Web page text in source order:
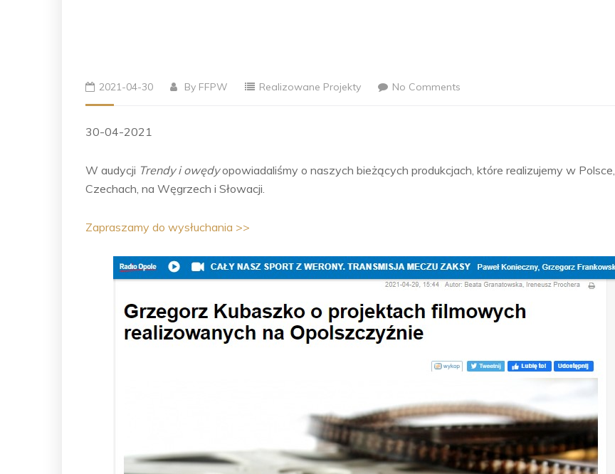
2021-04-30 By FFPW Realizowane Projekty No Comments
30-04-2021
W audycji Trendy i owędyopowiadaliśmy o naszych bieżących produkcjach, które realizujemy w Polsce,
Czechach, na Węgrzech i Słowacji.
Zapraszamy do wysłuchania >>